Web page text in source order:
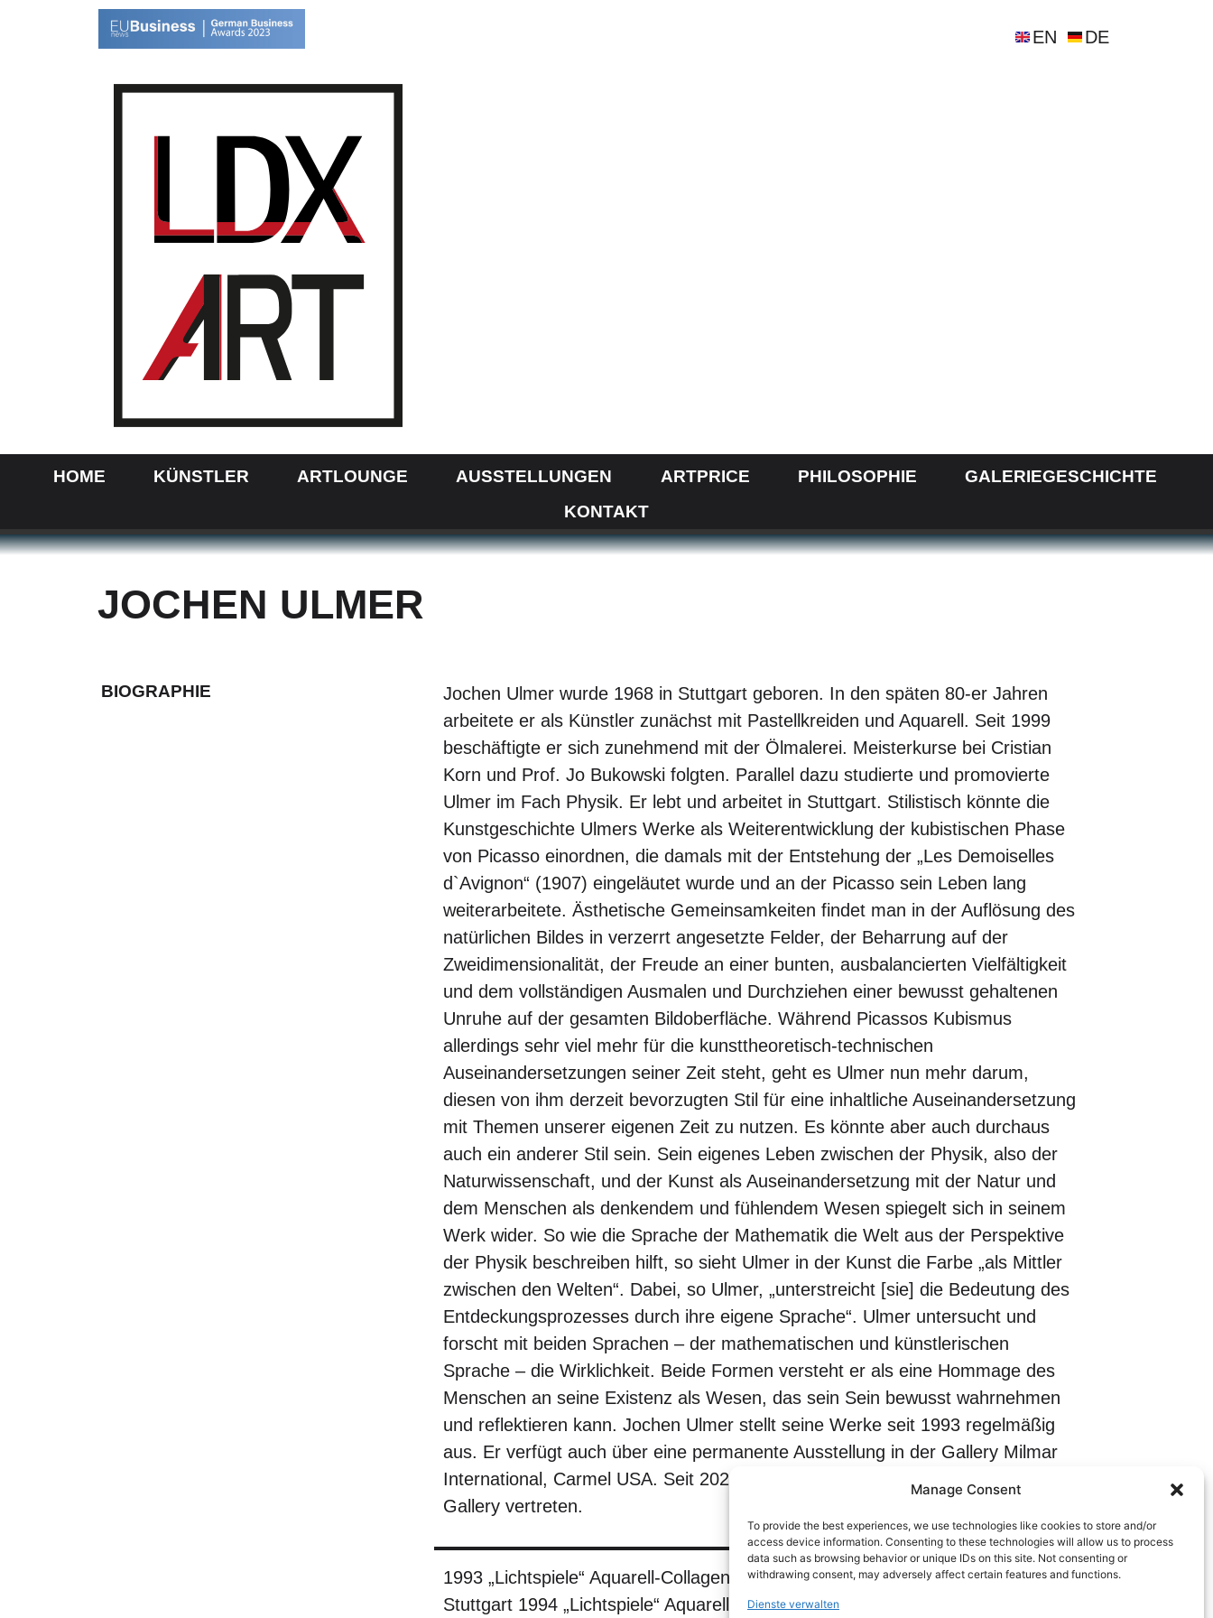
Manage Consent
To provide the best experiences, we use technologies like cookies to store and/or
access device information. Consenting to these technologies will allow us to process
data such as browsing behavior or unique IDs on this site. Not consenting or
withdrawing consent, may adversely affect certain features and functions.
Dienste verwalten
EN DE
HOME KÜNSTLER ARTLOUNGE AUSSTELLUNGEN ARTPRICE PHILOSOPHIE
GALERIEGESCHICHTE
KONTAKT
JOCHEN ULMER
BIOGRAPHIE
Jochen Ulmer wurde 1968 in Stuttgart geboren. In den späten 80-er Jahren
arbeitete er als Künstler zunächst mit Pastellkreiden und Aquarell. Seit 1999
beschäftigte er sich zunehmend mit der Ölmalerei. Meisterkurse bei Cristian
Korn und Prof. Jo Bukowski folgten. Parallel dazu studierte und promovierte
Ulmer im Fach Physik. Er lebt und arbeitet in Stuttgart. Stilistisch könnte die
Kunstgeschichte Ulmers Werke als Weiterentwicklung der kubistischen Phase
von Picasso einordnen, die damals mit der Entstehung der „Les Demoiselles
d`Avignon“ (1907) eingeläutet wurde und an der Picasso sein Leben lang
weiterarbeitete. Ästhetische Gemeinsamkeiten findet man in der Auflösung des
natürlichen Bildes in verzerrt angesetzte Felder, der Beharrung auf der
Zweidimensionalität, der Freude an einer bunten, ausbalancierten Vielfältigkeit
und dem vollständigen Ausmalen und Durchziehen einer bewusst gehaltenen
Unruhe auf der gesamten Bildoberfläche. Während Picassos Kubismus
allerdings sehr viel mehr für die kunsttheoretisch-technischen
Auseinandersetzungen seiner Zeit steht, geht es Ulmer nun mehr darum,
diesen von ihm derzeit bevorzugten Stil für eine inhaltliche Auseinandersetzung
mit Themen unserer eigenen Zeit zu nutzen. Es könnte aber auch durchaus
auch ein anderer Stil sein. Sein eigenes Leben zwischen der Physik, also der
Naturwissenschaft, und der Kunst als Auseinandersetzung mit der Natur und
dem Menschen als denkendem und fühlendem Wesen spiegelt sich in seinem
Werk wider. So wie die Sprache der Mathematik die Welt aus der Perspektive
der Physik beschreiben hilft, so sieht Ulmer in der Kunst die Farbe „als Mittler
zwischen den Welten“. Dabei, so Ulmer, „unterstreicht [sie] die Bedeutung des
Entdeckungsprozesses durch ihre eigene Sprache“. Ulmer untersucht und
forscht mit beiden Sprachen – der mathematischen und künstlerischen
Sprache – die Wirklichkeit. Beide Formen versteht er als eine Hommage des
Menschen an seine Existenz als Wesen, das sein Sein bewusst wahrnehmen
und reflektieren kann. Jochen Ulmer stellt seine Werke seit 1993 regelmäßig
aus. Er verfügt auch über eine permanente Ausstellung in der Gallery Milmar
International, Carmel USA. Seit 2024 wird er international von der LDXArt
Gallery vertreten.
1993 „Lichtspiele“ Aquarell-Collagen, Dresdner Bank Zweigstelle Marienplatz,
Stuttgart 1994 „Lichtspiele“ Aquarell-Collagen, Dresdner Bank Zweigstelle